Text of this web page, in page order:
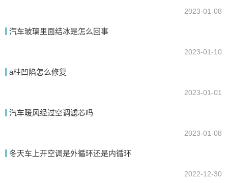
2023-01-08
汽车玻璃里面结冰是怎么回事
2023-01-10
a柱凹陷怎么修复
2023-01-01
汽车暖风经过空调滤芯吗
2023-01-08
冬天车上开空调是外循环还是内循环
2022-12-30